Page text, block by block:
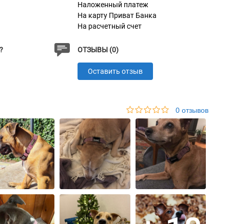
Наложенный платеж
На карту Приват Банка
На расчетный счет
ОТЗЫВЫ (0)
Оставить отзыв
0 отзывов